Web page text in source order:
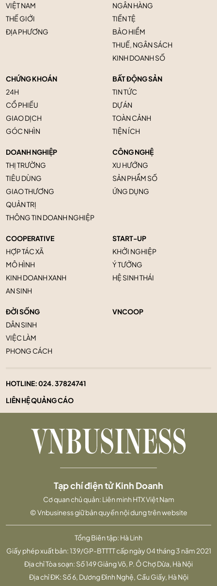
VIỆT NAM
THẾ GIỚI
ĐỊA PHƯƠNG
NGÂN HÀNG
TIỀN TỆ
BẢO HIỂM
THUẾ, NGÂN SÁCH
KINH DOANH SỐ
CHỨNG KHOÁN
24H
CỔ PHIẾU
GIAO DỊCH
GÓC NHÌN
BẤT ĐỘNG SẢN
TIN TỨC
DỰ ÁN
TOÀN CẢNH
TIỆN ÍCH
DOANH NGHIỆP
THỊ TRƯỜNG
TIÊU DÙNG
GIAO THƯƠNG
QUẢN TRỊ
THÔNG TIN DOANH NGHIỆP
CÔNG NGHỆ
XU HƯỚNG
SẢN PHẨM SỐ
ỨNG DỤNG
COOPERATIVE
HỢP TÁC XÃ
MÔ HÌNH
KINH DOANH XANH
AN SINH
START-UP
KHỞI NGHIỆP
Ý TƯỞNG
HỆ SINH THÁI
ĐỜI SỐNG
DÂN SINH
VIỆC LÀM
PHONG CÁCH
VNCOOP
HOTLINE:024. 37824741
LIÊN HỆ QUẢNG CÁO
Tổng Biên tập: Hà Linh
Giấy phép xuất bản: 139/GP-BTTTT cấp ngày 04 tháng 3 năm 2021
Địa chỉ Tòa soạn: Số 149 Giảng Võ, P. Ô Chợ Dừa, Hà Nội
Địa chỉ ĐK: Số 6, Dương Đình Nghệ, Cầu Giấy, Hà Nội
Tạp chí điện tử Kinh Doanh
Cơ quan chủ quản: Liên minh HTX Việt Nam
© Vnbusiness giữ bản quyền nội dung trên website